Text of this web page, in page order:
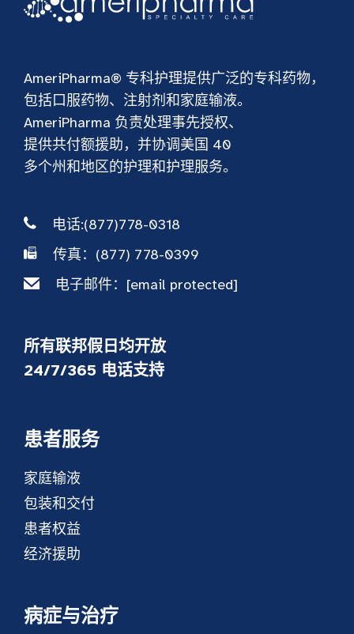
AmeriPharma® 专科护理提供广泛的专科药物，
包括口服药物、注射剂和家庭输液。
AmeriPharma 负责处理事先授权、
提供共付额援助，并协调美国 40
多个州和地区的护理和护理服务。
电话:(877)778-0318
传真：(877) 778-0399
电子邮件： [email protected]
所有联邦假日均开放
24/7/365 电话支持
患者服务
家庭输液
包装和交付
患者权益
经济援助
病症与治疗